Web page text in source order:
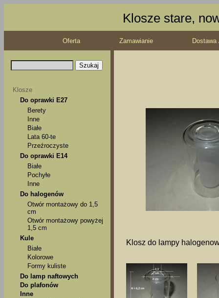
Klosze stare,
Oferta Zamawianie
Klosze
Do oprawki E27
Berety
Inne
Białe
Lata 60-te
Przeźroczyste
Do oprawki E14
Białe
Pochyłe
Inne
Do halogenów
Otwór montażowy do 1,5
cm
Otwór montażowy powyżej
1,5 cm
Kule
Białe
Kolorowe
Formy kuliste
Do lamp naftowych
Do plafonów
Inne
Klosz do lampy